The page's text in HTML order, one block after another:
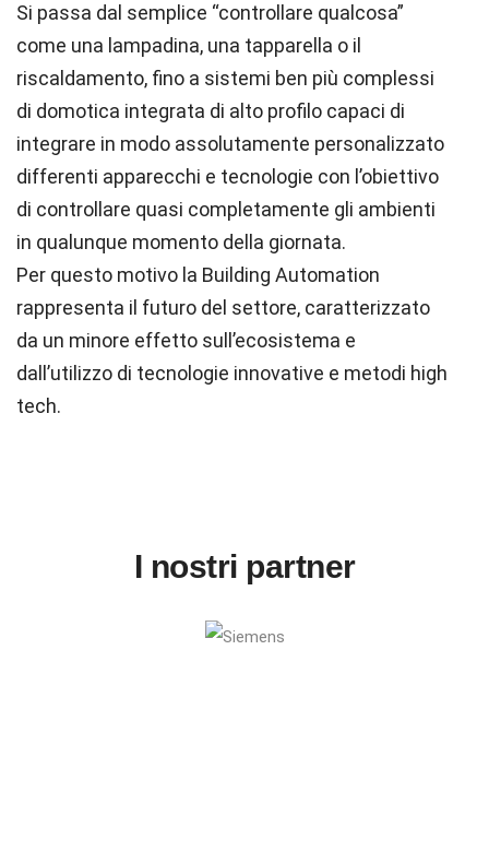
Si passa dal semplice “controllare qualcosa”
come una lampadina, una tapparella o il
riscaldamento, fino a sistemi ben più complessi
di domotica integrata di alto profilo capaci di
integrare in modo assolutamente personalizzato
differenti apparecchi e tecnologie con l ’obiettivo
di controllare quasi completamente gli ambienti
in qualunque momento della giornata.
Per questo motivo la Building Automation
rappresenta il futuro del settore, caratterizzato
da un minore effetto sull’ecosistema e
dall’utilizzo di tecnologie innovative e metodi high
tech.
I nostri partner